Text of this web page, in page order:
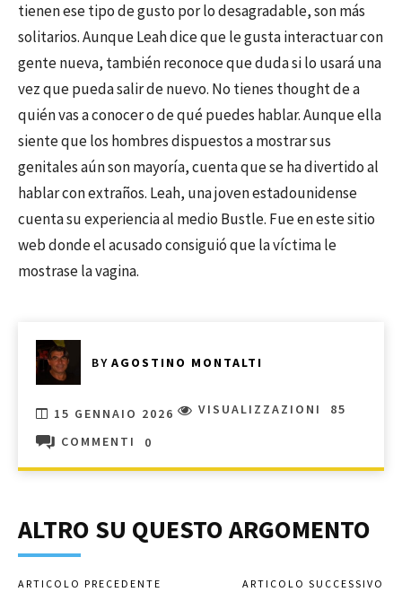
tienen ese tipo de gusto por lo desagradable, son más
solitarios. Aunque Leah dice que le gusta interactuar con
gente nueva, también reconoce que duda si lo usará una
vez que pueda salir de nuevo. No tienes thought de a
quién vas a conocer o de qué puedes hablar. Aunque ella
siente que los hombres dispuestos a mostrar sus
genitales aún son mayoría, cuenta que se ha divertido al
hablar con extraños. Leah, una joven estadounidense
cuenta su experiencia al medio Bustle. Fue en este sitio
web donde el acusado consiguió que la víctima le
mostrase la vagina.
BY AGOSTINO MONTALTI
15 GENNAIO 2026 VISUALIZZAZIONI 85
COMMENTI 0
ALTRO SU QUESTO ARGOMENTO
ARTICOLO PRECEDENTE ARTICOLO SUCCESSIVO